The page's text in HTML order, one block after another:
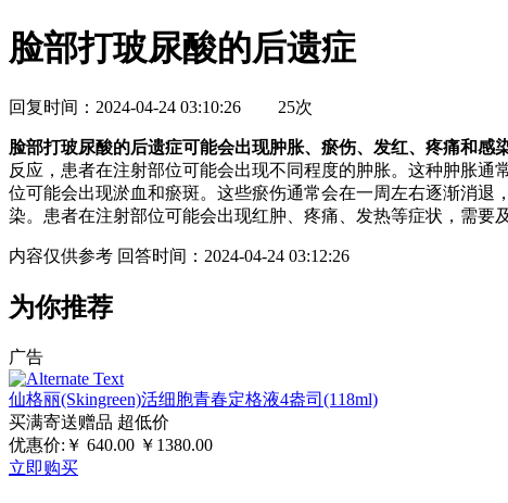
脸部打玻尿酸的后遗症
回复时间：2024-04-24 03:10:26 25次
脸部打玻尿酸的后遗症可能会出现肿胀、瘀伤、发红、疼痛和感
反应，患者在注射部位可能会出现不同程度的肿胀。这种肿胀
位可能会出现淤血和瘀斑。这些瘀伤通常会在一周左右逐渐消
染。患者在注射部位可能会出现红肿、疼痛、发热等症状，需要
内容仅供参考 回答时间：2024-04-24 03:12:26
为你推荐
广告
仙格丽(Skingreen)活细胞青春定格液4盎司(118ml)
买满寄送赠品 超低价
优惠价:￥ 640.00 ￥1380.00
立即购买